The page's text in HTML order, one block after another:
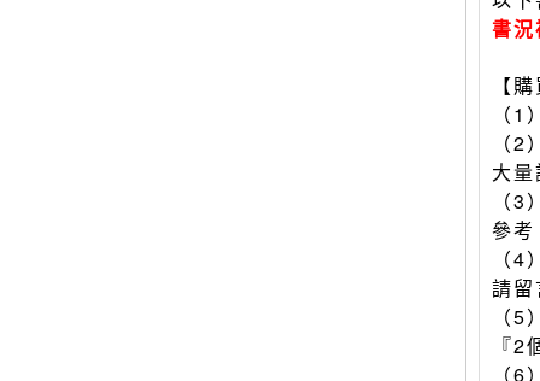
書
【
（
（
大
（
參
（
請
（
『
（